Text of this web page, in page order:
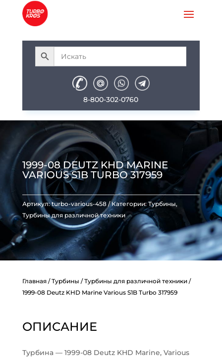
8-800-302-0760
1999-08 DEUTZ KHD MARINE
VARIOUS S1B TURBO 317959
Артикул:turbo-various-458 Категории: Турбины,
Турбины для различной техники
Главная/Турбины /Турбины для различной техники/
1999-08 Deutz KHD Marine Various S1B Turbo 317959
ОПИСАНИЕ
Турбина — 1999-08 Deutz KHD Marine, Various